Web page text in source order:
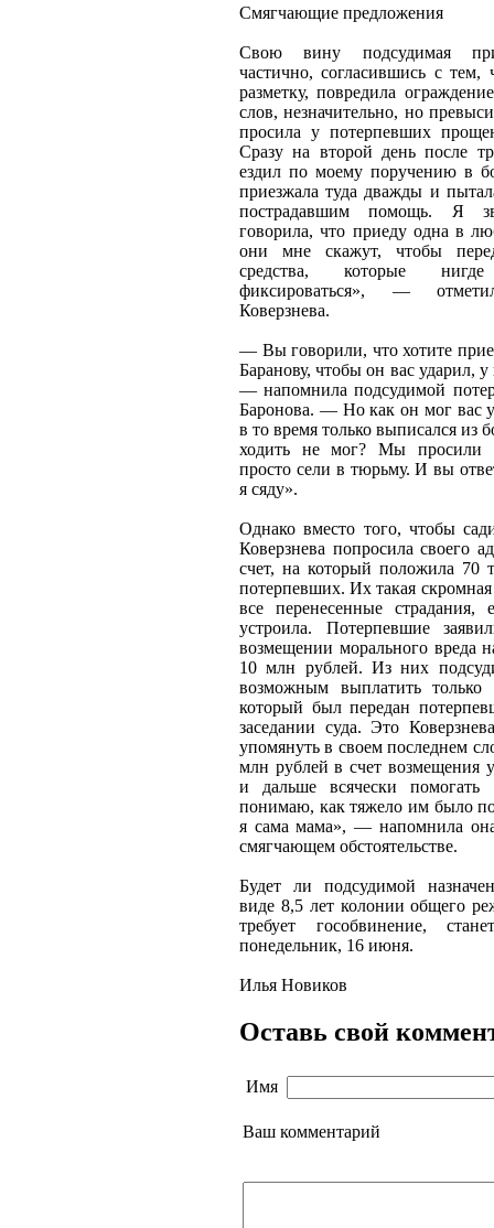
Смягчающие предложения
Свою вину подсудимая
частично, согласившись с тем,
разметку, повредила
слов, незначительно, но
просила у потерпевших
Сразу на второй день после
ездил по моему поручению в
приезжала туда дважды и
пострадавшим помощь. Я
говорила, что приеду одна в
они мне скажут, чтобы
средства, которые
фиксироваться», —
Коверзнева.
— Вы говорили, что хотите
Баранову, чтобы он вас ударил, у
— напомнила подсудимой
Баронова. — Но как он мог вас
в то время только выписался из
ходить не мог? Мы просили
просто сели в тюрьму. И вы
я сяду».
Однако вместо того, чтобы
Коверзнева попросила своего
счет, на который положила 70
потерпевших. Их такая
все перенесенные страдания,
устроила. Потерпевшие
возмещении морального вреда
10 млн рублей. Из них
возможным выплатить
который был передан
заседании суда. Это
упомянуть в своем последнем
млн рублей в счет возмещения
и дальше всячески
понимаю, как тяжело им было
я сама мама», — напомнила
смягчающем обстоятельстве.
Будет ли подсудимой
виде 8,5 лет колонии общего
требует гособвинение,
понедельник, 16 июня.
Илья Новиков
Оставь свой
Имя
Ваш комментарий